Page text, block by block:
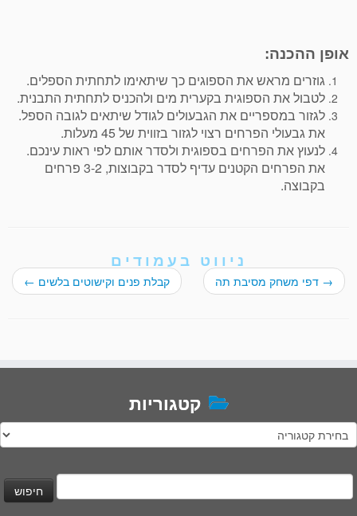
אופן ההכנה:
גוזרים מראש את הספוגים כך שיתאימו לתחתית הספלים.
לטבול את הספוגית בקערית מים ולהכניס לתחתית התבנית.
לגזור במספריים את הגבעולים לגודל שיתאים לגובה הספל.
את גבעולי הפרחים רצוי לגזור בזווית של 45 מעלות.
לנעוץ את הפרחים בספוגית ולסדר אותם לפי ראות עינכם.
את הפרחים הקטנים עדיף לסדר בקבוצות, 3-2 פרחים
בקבוצה.
ניווט בעמודים
→ דפי משחק מסיבת תה קבלת פנים וקישוטים בלשים ←
קטגוריות
קטגוריות
חיפוש: